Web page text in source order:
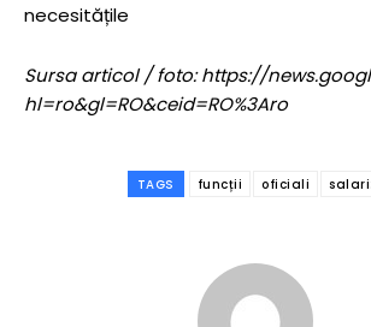
necesitățile
Sursa articol / foto: https://
hl=ro&gl=RO&ceid=RO%3Aro
TAGS funcții oficiali